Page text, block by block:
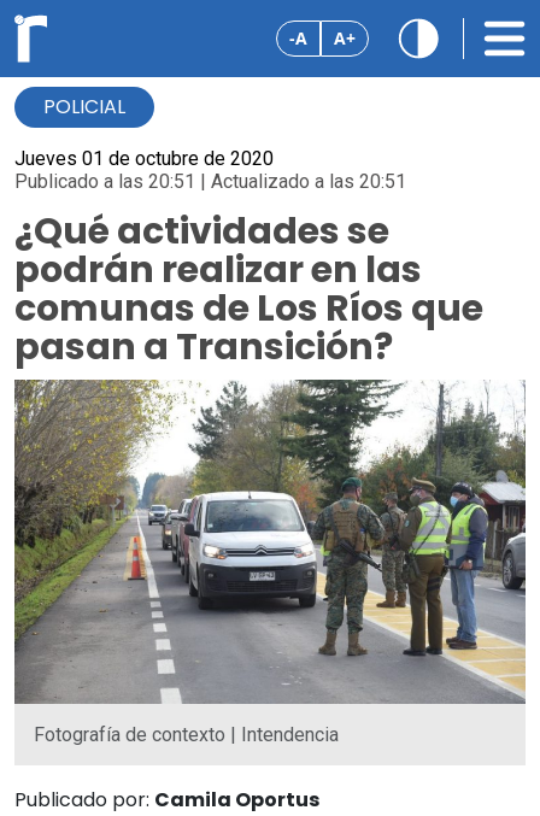
-A A+
POLICIAL
Jueves 01 de octubre de 2020
Publicado a las 20:51 | Actualizado a las 20:51
¿Qué actividades se
podrán realizar en las
comunas de Los Ríos que
pasan a Transición?
Fotografía de contexto | Intendencia
Publicado por: Camila Oportus